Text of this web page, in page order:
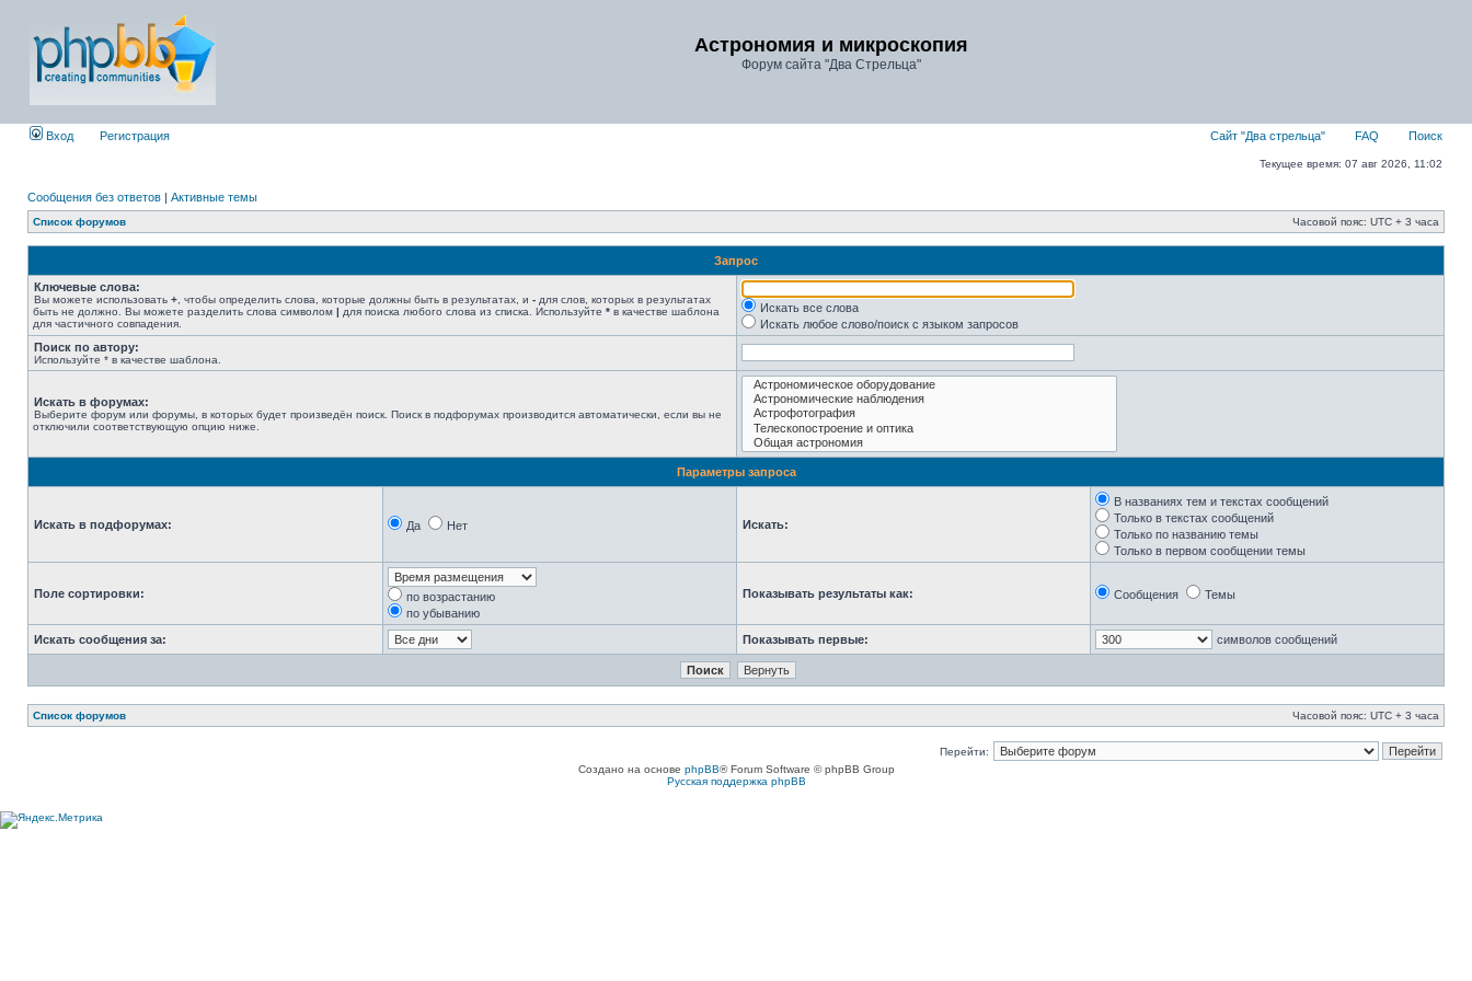
Астрономия и микроскопия
Форум сайта "Два Стрельца"
Вход Регистрация Сайт "Два стрельца" FAQ Поиск
Текущее время: 07 авг 2026, 11:02
Сообщения без ответов | Активные темы
Список форумов Часовой пояс: UTC + 3 часа
Запрос
Ключевые слова:
Вы можете использовать + , чтобы определить слова, которые должны быть в результатах, и - для слов, которых в результатах
быть не должно. Вы можете разделить слова символом | для поиска любого слова из списка. Используйте * в качестве шаблона
для частичного совпадения.
Искать все слова
Искать любое слово/поиск с языком запросов
Поиск по автору:
Используйте * в качестве шаблона.
Искать в форумах:
Выберите форум или форумы, в которых будет произведён поиск. Поиск в подфорумах производится автоматически, если вы не
отключили соответствующую опцию ниже.
Параметры запроса
Искать в подфорумах: Да Нет Искать:
В названиях тем и текстах сообщений
Только в текстах сообщений
Только по названию темы
Только в первом сообщении темы
Поле сортировки:
по возрастанию
по убыванию
Показывать результаты как: Сообщения Темы
Искать сообщения за: Показывать первые: символов сообщений
Список форумов Часовой пояс: UTC + 3 часа
Перейти:
Создано на основе phpBB® Forum Software © phpBB Group
Русская поддержка phpBB